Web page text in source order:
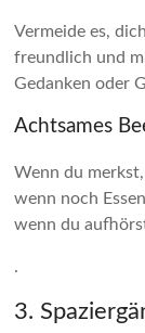
Vermeide es,
freundlich und
Gedanken oder
Achtsames
Wenn du
wenn noch
wenn du
.
3.